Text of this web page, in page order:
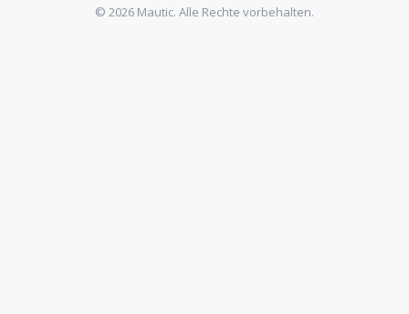
© 2026 Mautic. Alle Rechte vorbehalten.